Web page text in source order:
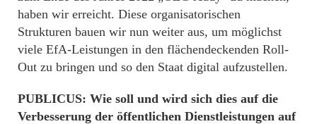
haben wir erreicht. Diese organisatorischen
Strukturen bauen wir nun weiter aus, um möglichst
viele EfA-Leistungen in den flächendeckenden Roll-
Out zu bringen und so den Staat digital aufzustellen.
PUBLICUS: Wie soll und wird sich dies auf die
Verbesserung der öffentlichen Dienstleistungen auf